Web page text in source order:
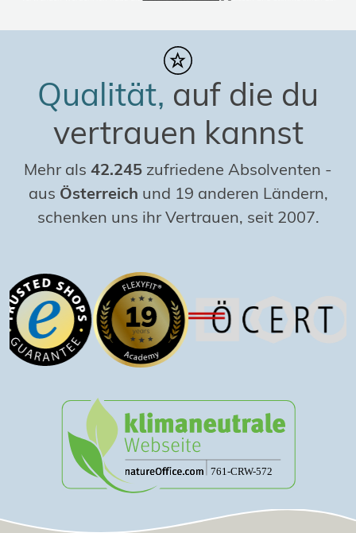
Qualität, auf die du
vertrauen kannst
Mehr als 42.245 zufriedene Absolventen -
aus Österreich und 19 anderen Ländern,
schenken uns ihr Vertrauen, seit 2007.